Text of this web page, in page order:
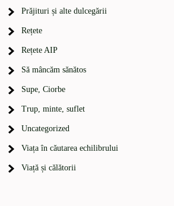
Prăjituri și alte dulcegării
Rețete
Rețete AIP
Să mâncăm sănătos
Supe, Ciorbe
Trup, minte, suflet
Uncategorized
Viața în căutarea echilibrului
Viață și călătorii